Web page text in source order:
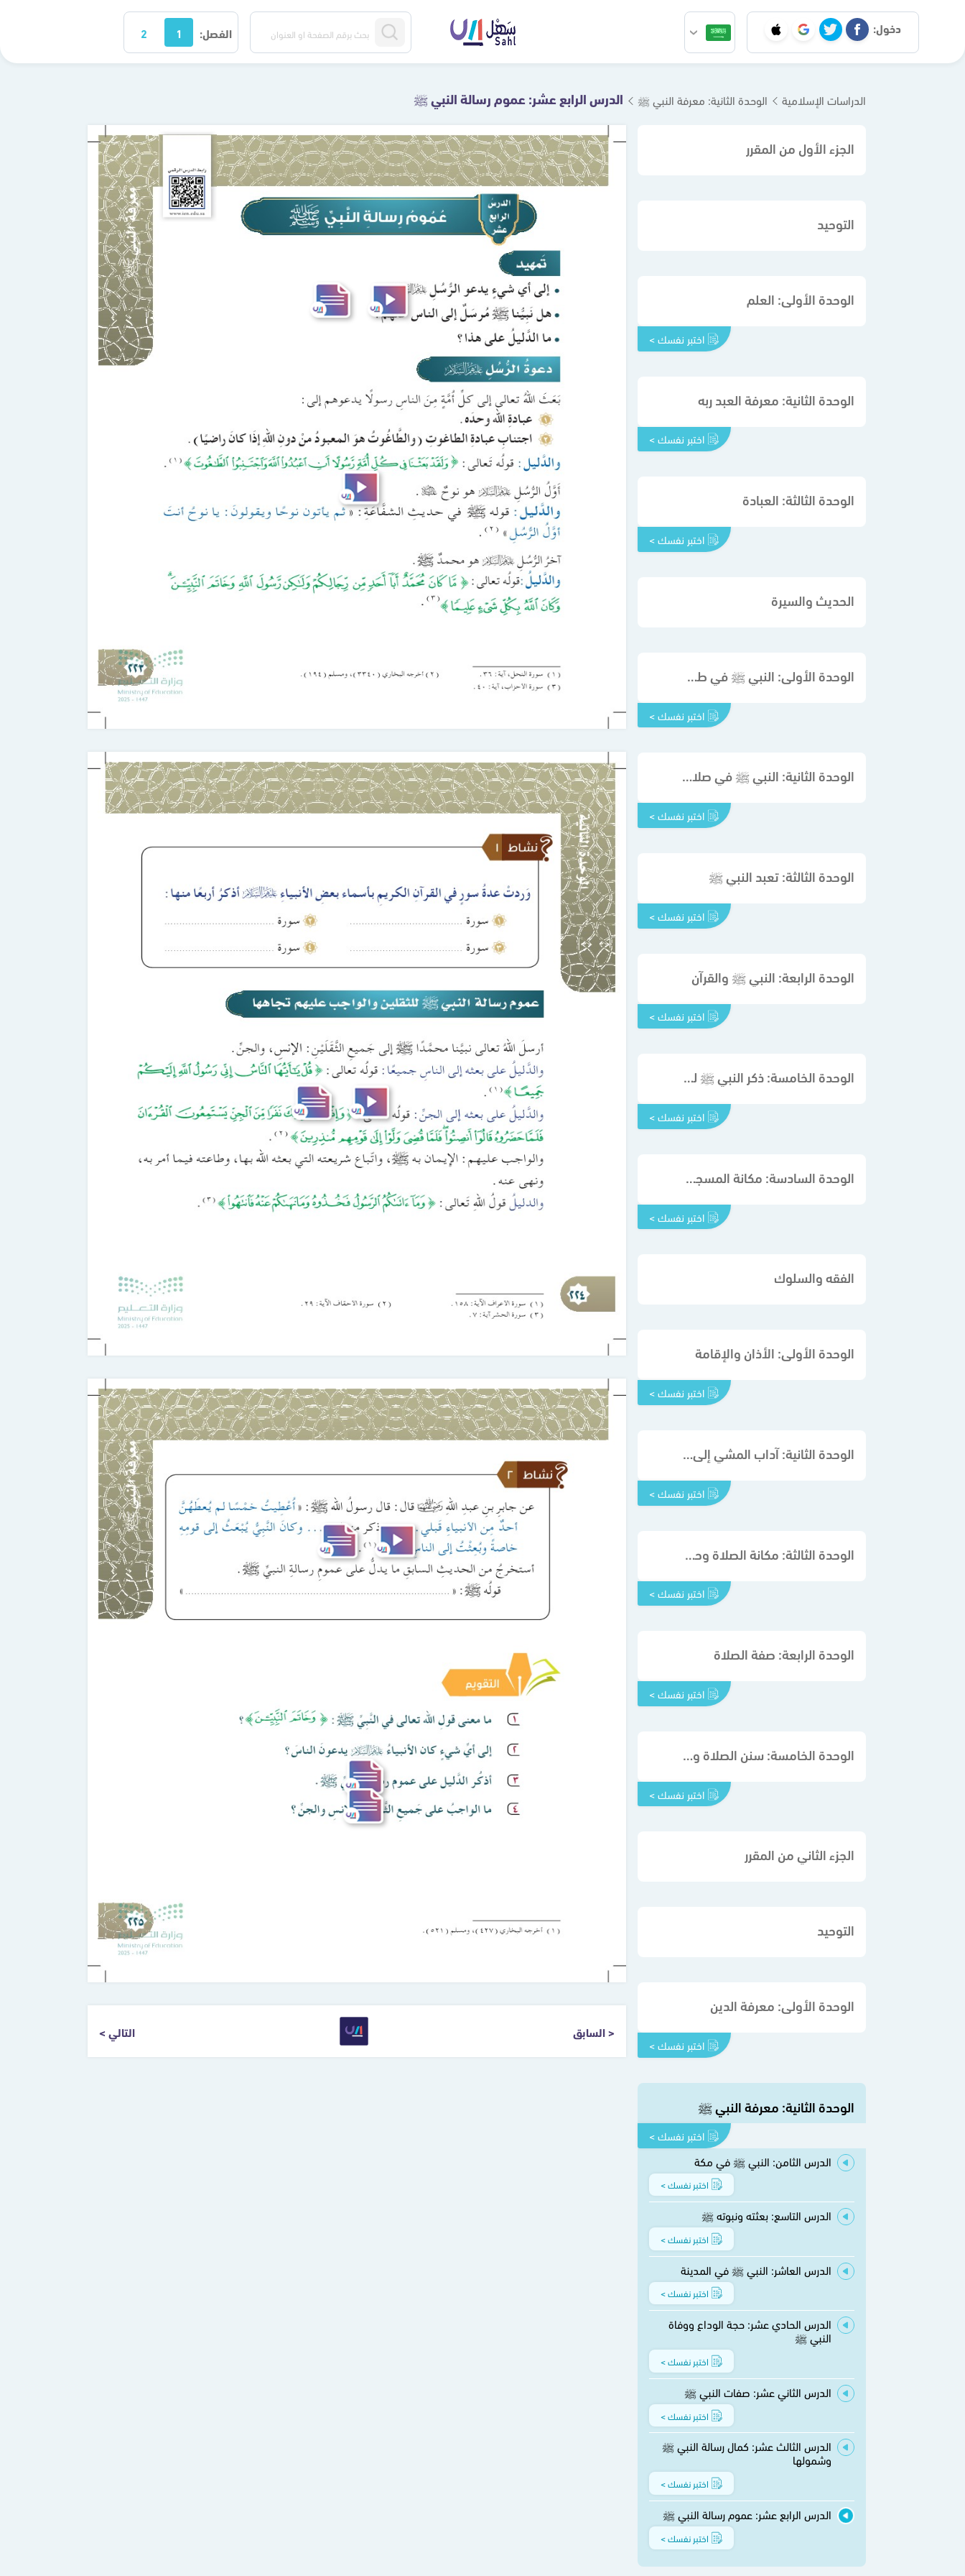
دخول: الفصل: 1
2
الدراسات الإسلامية الوحدة الثانية: معرفة النبي ﷺ الدرس الرابع عشر: عموم رسالة النبي ﷺ
الجزء الأول من المقرر
التوحيد
الوحدة الأولى: العلم
اختبر نفسك >
الوحدة الثانية: معرفة العبد ربه
اختبر نفسك >
الوحدة الثالثة: العبادة
اختبر نفسك >
الحديث والسيرة
الوحدة الأولى: النبي ﷺ في طهارته
اختبر نفسك >
الوحدة الثانية: النبي ﷺ في صلاته وزكاته وصيامه وحجه
اختبر نفسك >
الوحدة الثالثة: تعبد النبي ﷺ
اختبر نفسك >
الوحدة الرابعة: النبي ﷺ والقرآن
اختبر نفسك >
الوحدة الخامسة: ذكر النبي ﷺ لربه
اختبر نفسك >
الوحدة السادسة: مكانة المسجد عند النبي ﷺ
اختبر نفسك >
الفقه والسلوك
الوحدة الأولى: الأذان والإقامة
اختبر نفسك >
الوحدة الثانية: آداب المشي إلى الصلاة وانتظارها
اختبر نفسك >
الوحدة الثالثة: مكانة الصلاة وحكمها
اختبر نفسك >
الوحدة الرابعة: صفة الصلاة
اختبر نفسك >
الوحدة الخامسة: سنن الصلاة ومكروهاتها
اختبر نفسك >
الجزء الثاني من المقرر
التوحيد
الوحدة الأولى: معرفة الدين
اختبر نفسك >
الوحدة الثانية: معرفة النبي ﷺ
اختبر نفسك >
الدرس الثامن: النبي ﷺ في مكة
اختبر نفسك >
الدرس التاسع: بعثته ونبوته ﷺ
اختبر نفسك >
الدرس العاشر: النبي ﷺ في المدينة
اختبر نفسك >
الدرس الحادي عشر: حجة الوداع ووفاة
النبي ﷺ
اختبر نفسك >
الدرس الثاني عشر: صفات النبي ﷺ
اختبر نفسك >
الدرس الثالث عشر: كمال رسالة النبي ﷺ
وشمولها
اختبر نفسك >
الدرس الرابع عشر: عموم رسالة النبي ﷺ
اختبر نفسك >
< السابق التالي >